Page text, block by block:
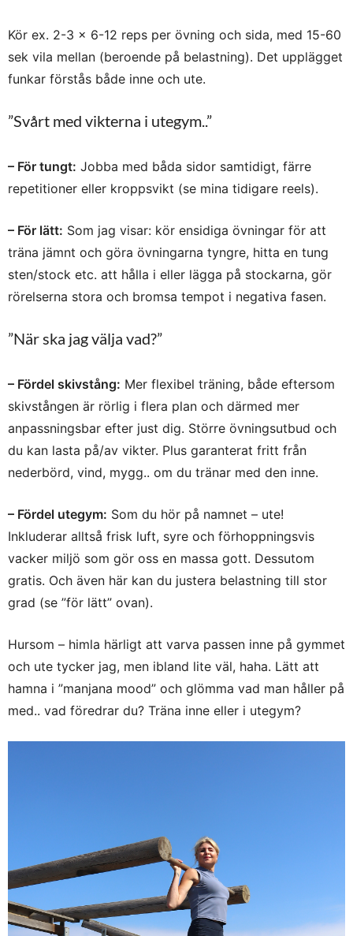
Kör ex. 2-3 x 6-12 reps per övning och sida, med 15-60
sek vila mellan (beroende på belastning). Det upplägget
funkar förstås både inne och ute.
”Svårt med vikterna i utegym..”
– För tungt: Jobba med båda sidor samtidigt, färre
repetitioner eller kroppsvikt (se mina tidigare reels).
– För lätt: Som jag visar: kör ensidiga övningar för att
träna jämnt och göra övningarna tyngre, hitta en tung
sten/stock etc. att hålla i eller lägga på stockarna, gör
rörelserna stora och bromsa tempot i negativa fasen.
”När ska jag välja vad?”
– Fördel skivstång: Mer flexibel träning, både eftersom
skivstången är rörlig i flera plan och därmed mer
anpassningsbar efter just dig. Större övningsutbud och
du kan lasta på/av vikter. Plus garanterat fritt från
nederbörd, vind, mygg.. om du tränar med den inne.
– Fördel utegym: Som du hör på namnet – ute!
Inkluderar alltså frisk luft, syre och förhoppningsvis
vacker miljö som gör oss en massa gott. Dessutom
gratis. Och även här kan du justera belastning till stor
grad (se ”för lätt” ovan).
Hursom – himla härligt att varva passen inne på gymmet
och ute tycker jag, men ibland lite väl, haha. Lätt att
hamna i ”manjana mood” och glömma vad man håller på
med.. vad föredrar du? Träna inne eller i utegym?